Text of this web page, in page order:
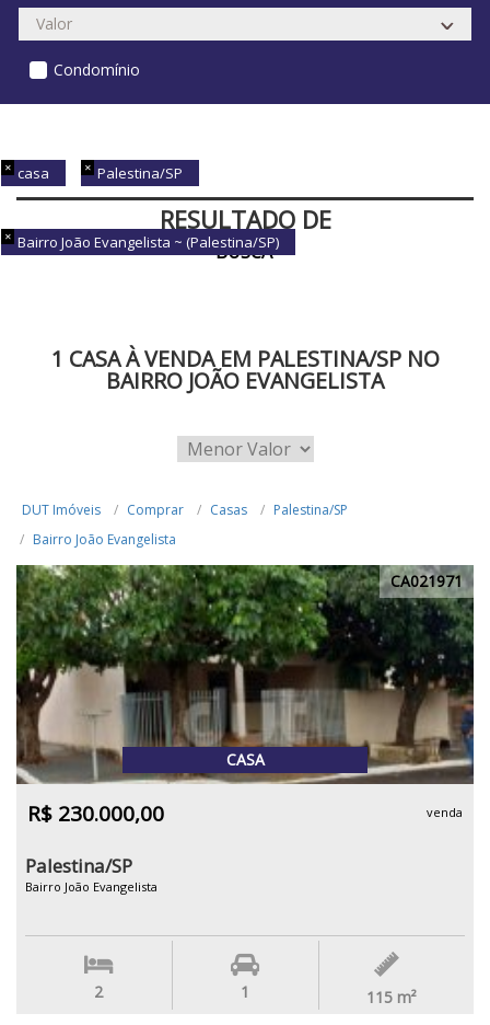
Condomínio
casa Palestina/SP
Bairro João Evangelista ~ (Palestina/SP)
RESULTADO DE
BUSCA
1 CASA À VENDA EM PALESTINA/SP NO
BAIRRO JOÃO EVANGELISTA
DUT Imóveis Comprar Casas
Palestina/SP
Bairro João Evangelista
CA021971
CASA
R$ 230.000,00 venda
Palestina/SP
Bairro João Evangelista
2 1 115 m²